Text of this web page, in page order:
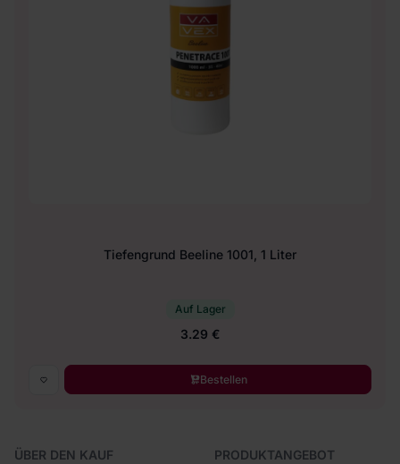
Tiefengrund Beeline 1001, 1 Liter
Auf Lager
3.29 €
Bestellen
ÜBER DEN KAUF
PRODUKTANGEBOT